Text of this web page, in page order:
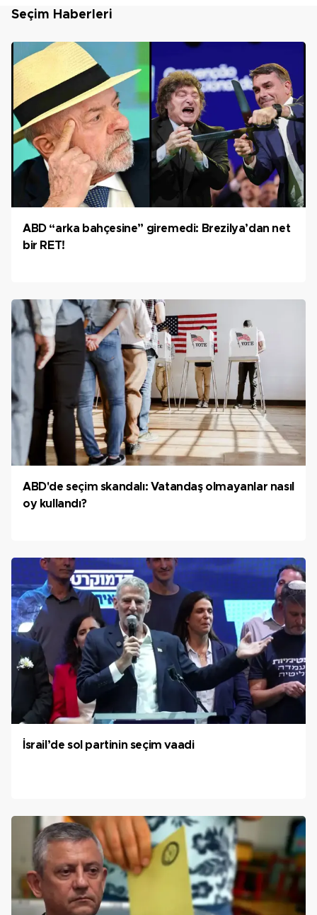
Seçim Haberleri
ABD “arka bahçesine” giremedi: Brezilya’dan net
bir RET!
ABD'de seçim skandalı: Vatandaş olmayanlar nasıl
oy kullandı?
İsrail’de sol partinin seçim vaadi